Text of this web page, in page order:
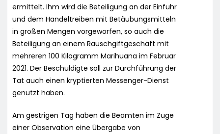
ermittelt. Ihm wird die Beteiligung an der Einfuhr
und dem Handeltreiben mit Betäubungsmitteln
in großen Mengen vorgeworfen, so auch die
Beteiligung an einem Rauschgiftgeschäft mit
mehreren 100 Kilogramm Marihuana im Februar
2021. Der Beschuldigte soll zur Durchführung der
Tat auch einen kryptierten Messenger-Dienst
genutzt haben.
Am gestrigen Tag haben die Beamten im Zuge
einer Observation eine Übergabe von